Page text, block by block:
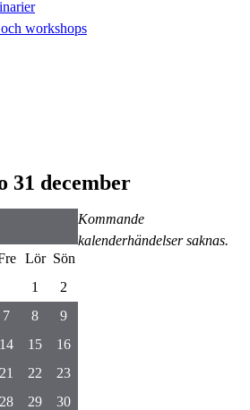
workshops
31 december
Kommande
kalenderhändelser saknas.
Lör Sön
1
2
7 8
9
14 15
16
21 22
23
28 29
30